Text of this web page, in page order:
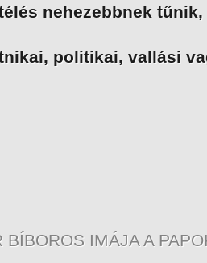
nehezebbnek
politikai, vallási
BÍBOROS IMÁJA A